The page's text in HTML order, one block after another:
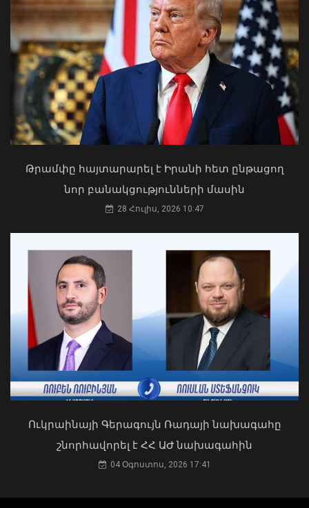
Հայաստանն ու Ադրբեջանը շարժվում
են դեպի մշտական խաղաղության
համաձայնագիր. Թուրքիայի ԱԳ
նախարար
09 Օգոստոս, 2026 12:46
Հարավային Կովկասն այսօր ավելի
անվտանգ, բարեկեցիկ և կայուն է.
ԱՄՆ նախագահի հատուկ բանագնաց
09 Օգոստոս, 2026 12:24
Դուք 5 տարի ինձնից փախած եք ման
եկել. Կոնջորյանը՝ «Հայաստան»
դաշինքի պատգամավորներին
04 Օգոստոս, 2026 15:53
Թրամփը հայտարարել է Իրանի հետ ընթացող
նոր բանակցությունների մասին
28 Հուլիս, 2026 10:47
Ուկրաինայի Գերագույն Ռադայի նախագահը
շնորհավորել է ՀՀ ԱԺ նախագահին
04 Օգոստոս, 2026 17:41